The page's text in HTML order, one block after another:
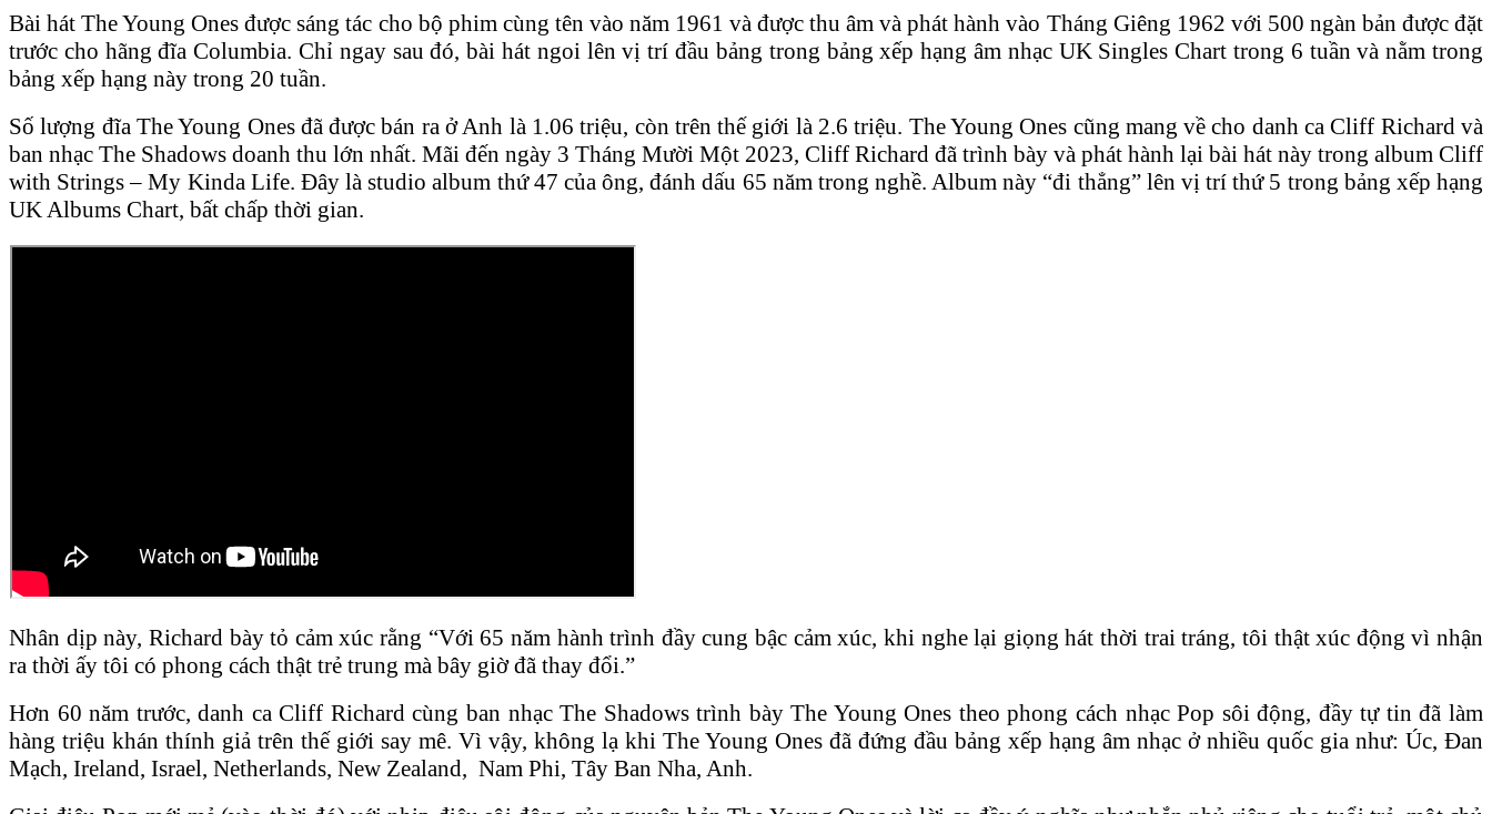
Bài hát The Young Ones được sáng tác cho bộ phim cùng tên vào năm 1961 và được thu âm và phát hành vào Tháng Giêng 1962 với 500 ngàn bản được đặt
trước cho hãng đĩa Columbia. Chỉ ngay sau đó, bài hát ngoi lên vị trí đầu bảng trong bảng xếp hạng âm nhạc UK Singles Chart trong 6 tuần và nằm trong
bảng xếp hạng này trong 20 tuần.
Số lượng đĩa The Young Ones đã được bán ra ở Anh là 1.06 triệu, còn trên thế giới là 2.6 triệu. The Young Ones cũng mang về cho danh ca Cliff Richard và
ban nhạc The Shadows doanh thu lớn nhất. Mãi đến ngày 3 Tháng Mười Một 2023, Cliff Richard đã trình bày và phát hành lại bài hát này trong album Cliff
with Strings – My Kinda Life. Đây là studio album thứ 47 của ông, đánh dấu 65 năm trong nghề. Album này “đi thẳng” lên vị trí thứ 5 trong bảng xếp hạng
UK Albums Chart, bất chấp thời gian.
Nhân dịp này, Richard bày tỏ cảm xúc rằng “Với 65 năm hành trình đầy cung bậc cảm xúc, khi nghe lại giọng hát thời trai tráng, tôi thật xúc động vì nhận
ra thời ấy tôi có phong cách thật trẻ trung mà bây giờ đã thay đổi.”
Hơn 60 năm trước, danh ca Cliff Richard cùng ban nhạc The Shadows trình bày The Young Ones theo phong cách nhạc Pop sôi động, đầy tự tin đã làm
hàng triệu khán thính giả trên thế giới say mê. Vì vậy, không lạ khi The Young Ones đã đứng đầu bảng xếp hạng âm nhạc ở nhiều quốc gia như: Úc, Đan
Mạch, Ireland, Israel, Netherlands, New Zealand, Nam Phi, Tây Ban Nha, Anh.